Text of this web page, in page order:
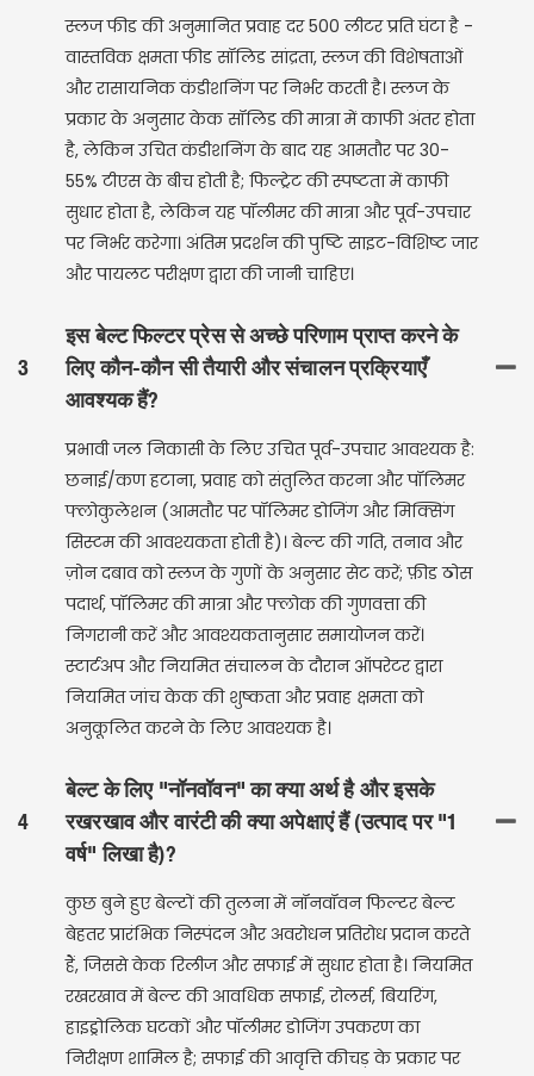
स्लज फीड की अनुमानित प्रवाह दर 500 लीटर प्रति घंटा है -
वास्तविक क्षमता फीड सॉलिड सांद्रता, स्लज की विशेषताओं
और रासायनिक कंडीशनिंग पर निर्भर करती है। स्लज के
प्रकार के अनुसार केक सॉलिड की मात्रा में काफी अंतर होता
है, लेकिन उचित कंडीशनिंग के बाद यह आमतौर पर 30-
55% टीएस के बीच होती है; फिल्ट्रेट की स्पष्टता में काफी
सुधार होता है, लेकिन यह पॉलीमर की मात्रा और पूर्व-उपचार
पर निर्भर करेगा। अंतिम प्रदर्शन की पुष्टि साइट-विशिष्ट जार
और पायलट परीक्षण द्वारा की जानी चाहिए।
3
इस बेल्ट फिल्टर प्रेस से अच्छे परिणाम प्राप्त करने के
लिए कौन-कौन सी तैयारी और संचालन प्रक्रियाएँ
आवश्यक हैं?
प्रभावी जल निकासी के लिए उचित पूर्व-उपचार आवश्यक है:
छनाई/कण हटाना, प्रवाह को संतुलित करना और पॉलिमर
फ्लोकुलेशन (आमतौर पर पॉलिमर डोजिंग और मिक्सिंग
सिस्टम की आवश्यकता होती है)। बेल्ट की गति, तनाव और
ज़ोन दबाव को स्लज के गुणों के अनुसार सेट करें; फ़ीड ठोस
पदार्थ, पॉलिमर की मात्रा और फ्लोक की गुणवत्ता की
निगरानी करें और आवश्यकतानुसार समायोजन करें।
स्टार्टअप और नियमित संचालन के दौरान ऑपरेटर द्वारा
नियमित जांच केक की शुष्कता और प्रवाह क्षमता को
अनुकूलित करने के लिए आवश्यक है।
4
बेल्ट के लिए "नॉनवॉवन" का क्या अर्थ है और इसके
रखरखाव और वारंटी की क्या अपेक्षाएं हैं (उत्पाद पर "1
वर्ष" लिखा है)?
कुछ बुने हुए बेल्टों की तुलना में नॉनवॉवन फिल्टर बेल्ट
बेहतर प्रारंभिक निस्पंदन और अवरोधन प्रतिरोध प्रदान करते
हैं, जिससे केक रिलीज और सफाई में सुधार होता है। नियमित
रखरखाव में बेल्ट की आवधिक सफाई, रोलर्स, बियरिंग,
हाइड्रोलिक घटकों और पॉलीमर डोजिंग उपकरण का
निरीक्षण शामिल है; सफाई की आवृत्ति कीचड़ के प्रकार पर